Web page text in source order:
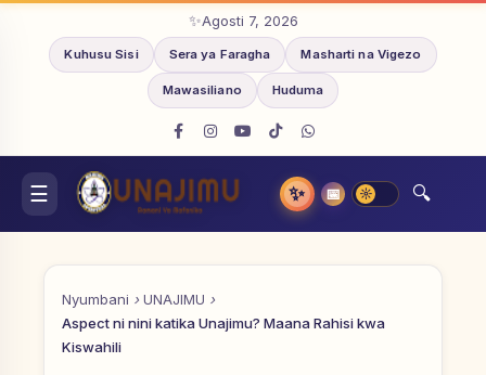
Agosti 7, 2026
Kuhusu Sisi Sera ya Faragha Masharti na Vigezo
Mawasiliano Huduma
✨ 📅
Nyumbani
UNAJIMU
Aspect ni nini katika Unajimu? Maana Rahisi kwa
Kiswahili